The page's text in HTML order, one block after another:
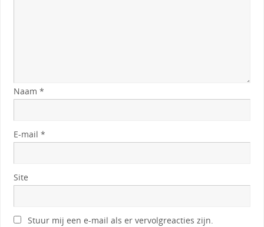
Naam *
E-mail *
Site
Stuur mij een e-mail als er vervolgreacties zijn.